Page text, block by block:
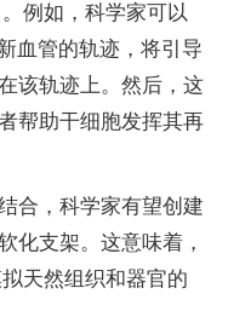
例如，科学家可以
血管的轨迹，将引导
该轨迹上。然后，这
帮助干细胞发挥其再
合，科学家有望创建
化支架。这意味着，
天然组织和器官的